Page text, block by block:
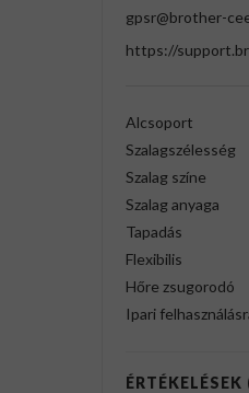
gpsr@brother-
https://
Alcsoport
Szalagszélesség
Szalag színe
Szalag anyaga
Tapadás
Flexibilis
Hőre zsugorodó
Ipari
ÉRTÉKELÉSEK